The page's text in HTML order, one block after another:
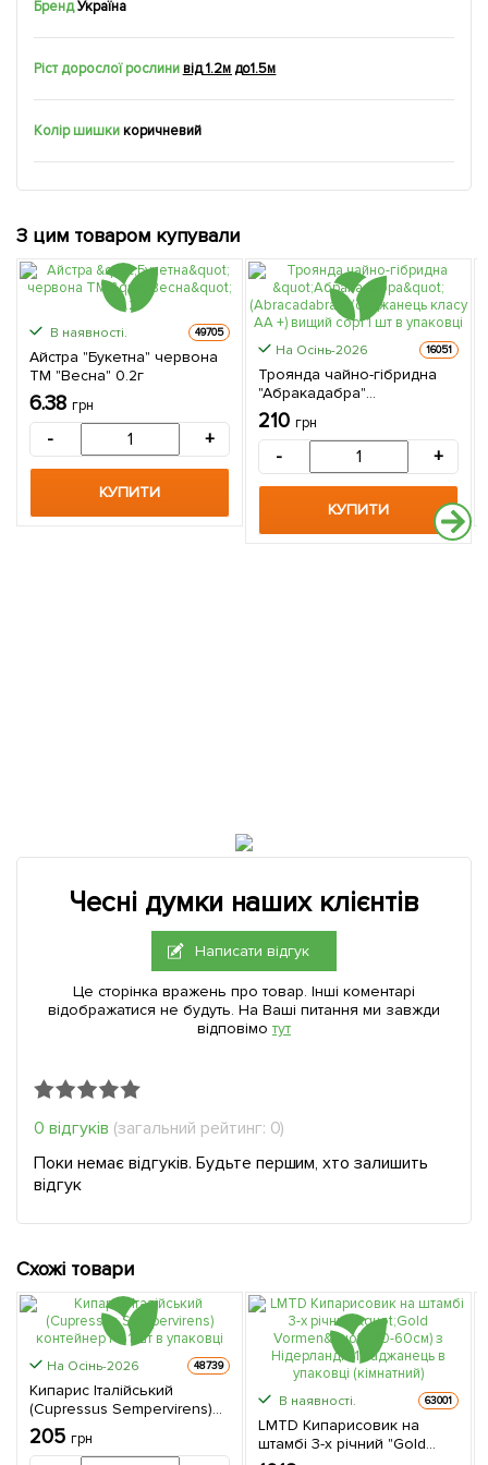
БрендУкраїна
Ріст дорослої рослини від 1.2м до1.5м
Колір шишкикоричневий
З цим товаром купували
В наявності. 49705
Айстра "Букетна" червона
ТМ "Весна" 0.2г
6.38 грн
- +
КУПИТИ
На Осінь-2026 16051
Троянда чайно-гібридна
"Абракадабра"
(Abracadabra®) (саджанець
класу АА +) вищий сорт 1 шт
210 грн
- +
КУПИТИ
Чесні думки наших клієнтів
Написати відгук
Це сторінка вражень про товар. Інші коментарі
відображатися не будуть. На Ваші питання ми завжди
відповімо тут
0 відгуків (загальний рейтинг: 0)
Поки немає відгуків. Будьте першим, хто залишить
відгук
Схожі товари
На Осінь-2026 48739
Кипарис Італійський
(Cupressus Sempervirens)
контейнер Р9 1 шт в
упаковці
205 грн
В наявності. 63001
LMTD Кипарисовик на
штамбі 3-х річний "Gold